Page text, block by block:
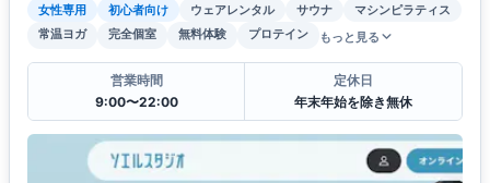
女性専用 初心者向け ウェアレンタル サウナ
マシンピラティス
常温ヨガ
完全個室 無料体験 プロテイン もっと見る
営業時間
9:00〜22:00
定休日
年末年始を除き無休